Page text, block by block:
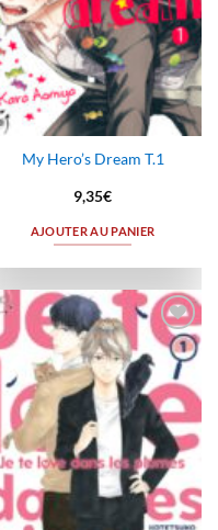
My Hero’s Dream T.1
9,35€
AJOUTER AU PANIER
Ajouter
à la
wishlist